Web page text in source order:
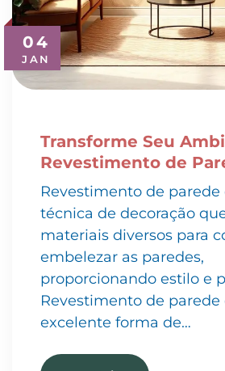
04
JAN
Transforme Seu
Revestimento de
Revestimento de parede
técnica de decoração
materiais diversos para
embelezar as paredes,
proporcionando estilo e
Revestimento de parede
excelente forma de…